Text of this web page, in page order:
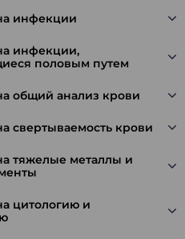
инфекции
инфекции,
половым путем
общий анализ крови
свертываемость крови
тяжелые металлы и
цитологию и